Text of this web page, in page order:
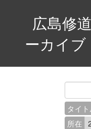
広島修
ーカイブ
タイ
所在